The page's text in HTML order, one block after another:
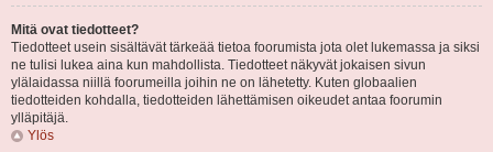
Mitä ovat tiedotteet?
Tiedotteet usein sisältävät tärkeää tietoa foorumista jota olet lukemassa ja siksi
ne tulisi lukea aina kun mahdollista. Tiedotteet näkyvät jokaisen sivun
ylälaidassa niillä foorumeilla joihin ne on lähetetty. Kuten globaalien
tiedotteiden kohdalla, tiedotteiden lähettämisen oikeudet antaa foorumin
ylläpitäjä.
Ylös